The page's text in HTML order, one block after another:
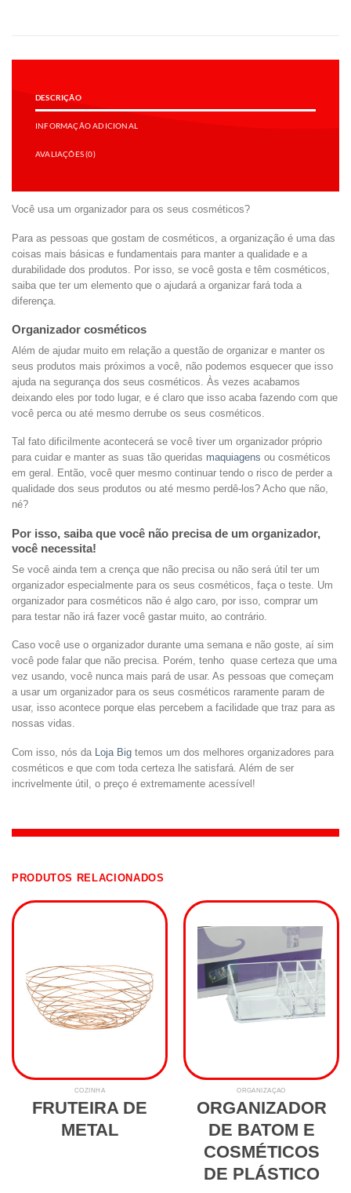
DESCRIÇÃO
INFORMAÇÃO ADICIONAL
AVALIAÇÕES (0)
Você usa um organizador para os seus cosméticos?
Para as pessoas que gostam de cosméticos, a organização é uma das
coisas mais básicas e fundamentais para manter a qualidade e a
durabilidade dos produtos. Por isso, se você gosta e têm cosméticos,
saiba que ter um elemento que o ajudará a organizar fará toda a
diferença.
Organizador cosméticos
Além de ajudar muito em relação a questão de organizar e manter os
seus produtos mais próximos a você, não podemos esquecer que isso
ajuda na segurança dos seus cosméticos. Às vezes acabamos
deixando eles por todo lugar, e é claro que isso acaba fazendo com que
você perca ou até mesmo derrube os seus cosméticos.
Tal fato dificilmente acontecerá se você tiver um organizador próprio
para cuidar e manter as suas tão queridas maquiagens ou cosméticos
em geral. Então, você quer mesmo continuar tendo o risco de perder a
qualidade dos seus produtos ou até mesmo perdê-los? Acho que não,
né?
Por isso, saiba que você não precisa de um organizador,
você necessita!
Se você ainda tem a crença que não precisa ou não será útil ter um
organizador especialmente para os seus cosméticos, faça o teste. Um
organizador para cosméticos não é algo caro, por isso, comprar um
para testar não irá fazer você gastar muito, ao contrário.
Caso você use o organizador durante uma semana e não goste, aí sim
você pode falar que não precisa. Porém, tenho quase certeza que uma
vez usando, você nunca mais pará de usar. As pessoas que começam
a usar um organizador para os seus cosméticos raramente param de
usar, isso acontece porque elas percebem a facilidade que traz para as
nossas vidas.
Com isso, nós da Loja Big temos um dos melhores organizadores para
cosméticos e que com toda certeza lhe satisfará. Além de ser
incrivelmente útil, o preço é extremamente acessível!
PRODUTOS RELACIONADOS
COZINHA
FRUTEIRA DE
METAL
ORGANIZAÇÃO
ORGANIZADOR
DE BATOM E
COSMÉTICOS
DE PLÁSTICO